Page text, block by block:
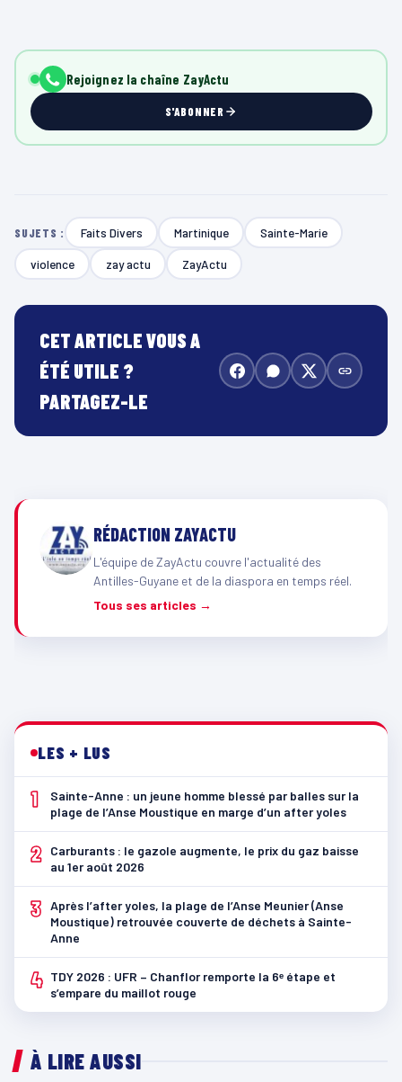
Rejoignez la chaîne ZayActu
S'ABONNER
SUJETS : Faits Divers Martinique Sainte-Marie
violence zay actu ZayActu
CET ARTICLE VOUS A
ÉTÉ UTILE ?
PARTAGEZ-LE
RÉDACTION ZAYACTU
L'équipe de ZayActu couvre l'actualité des
Antilles-Guyane et de la diaspora en temps réel.
Tous ses articles →
LES + LUS
1
Sainte-Anne : un jeune homme blessé par balles sur la
plage de l’Anse Moustique en marge d’un after yoles
2
Carburants : le gazole augmente, le prix du gaz baisse
au 1er août 2026
3 Après l’after yoles, la plage de l’Anse Meunier (Anse
Moustique) retrouvée couverte de déchets à Sainte-
Anne
4 TDY 2026 : UFR – Chanflor remporte la 6ᵉ étape et
s’empare du maillot rouge
À LIRE AUSSI